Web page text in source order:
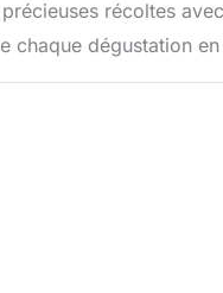
récoltes
dégustation